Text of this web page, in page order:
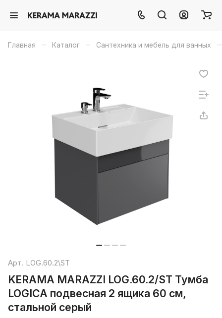
Главная – Каталог – Сантехника и мебель для ванных –
Арт. LOG.60.2\ST
KERAMA MARAZZI LOG.60.2/ST Тумба
LOGICA подвесная 2 ящика 60 см,
стальной серый